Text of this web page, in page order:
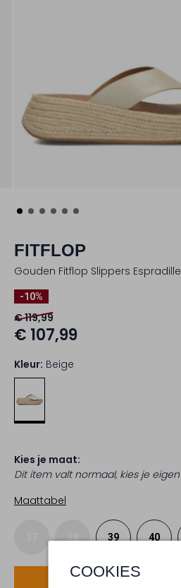
COOKIES
FITFLOP
Gouden Fitflop Slippers
-10%
€ 119,99
€ 107,99
Kleur: Beige
Kies je maat:
Dit item valt normaal, kies je
Maattabel
38 39 40